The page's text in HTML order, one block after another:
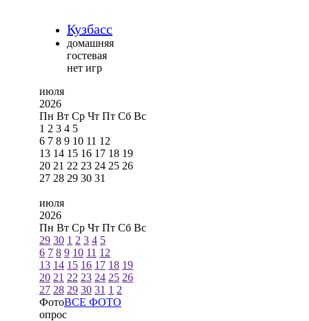
Кузбасс
домашняя
гостевая
нет игр
июля
2026
Пн Вт Ср Чт Пт Сб Вс
1 2 3 4 5
6 7 8 9 10 11 12
13 14 15 16 17 18 19
20 21 22 23 24 25 26
27 28 29 30 31
июля
2026
Пн Вт Ср Чт Пт Сб Вс
29 30 1 2 3 4 5
6 7 8 9 10 11 12
13 14 15 16 17 18 19
20 21 22 23 24 25 26
27 28 29 30 31 1 2
ФотоВСЕ ФОТО
опрос